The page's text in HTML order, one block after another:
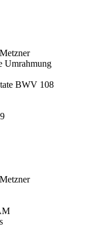
Umrahmung
BWV 108